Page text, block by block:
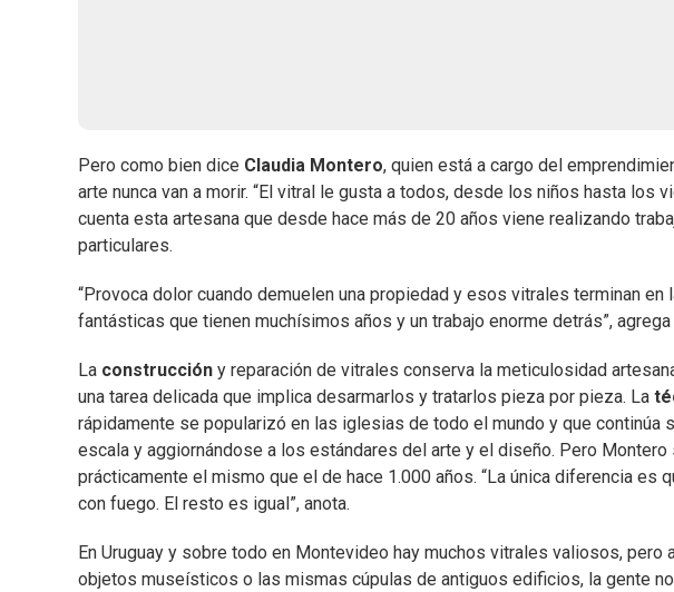
Pero como bien dice Claudia Montero, quien está a cargo del
arte nunca van a morir. “El vitral le gusta a todos, desde los niños hasta los
cuenta esta artesana que desde hace más de 20 años viene realizando
particulares.
“Provoca dolor cuando demuelen una propiedad y esos vitrales terminan
fantásticas que tienen muchísimos años y un trabajo enorme detrás”,
La construcción y reparación de vitrales conserva la meticulosidad
una tarea delicada que implica desarmarlos y tratarlos pieza por pieza. La
rápidamente se popularizó en las iglesias de todo el mundo y que continúa
escala y aggiornándose a los estándares del arte y el diseño. Pero
prácticamente el mismo que el de hace 1.000 años. “La única diferencia es
con fuego. El resto es igual”, anota.
En Uruguay y sobre todo en Montevideo hay muchos vitrales valiosos, pero
objetos museísticos o las mismas cúpulas de antiguos edificios, la gente